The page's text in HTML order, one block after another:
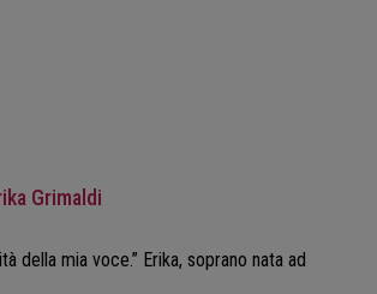
Grimaldi
della mia voce.” Erika, soprano nata ad